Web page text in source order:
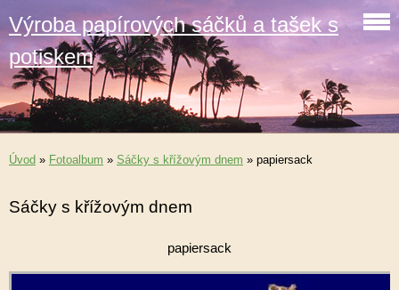
Výroba papírových sáčků a tašek s
potiskem
Úvod » Fotoalbum » Sáčky s křížovým dnem » papiersack
Sáčky s křížovým dnem
papiersack